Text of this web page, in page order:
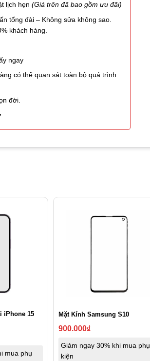
lịch hẹn(Giá trên đã bao gồm ưu đãi)
tổng đài – Không sửa không sao.
khách hàng.
ngay
có thể quan sát toàn bộ quá trình
đời.
iPhone 15
mua phụ
Mặt Kính Samsung S10
900.000₫
Giảm ngay 30% khi mua phụ
kiện